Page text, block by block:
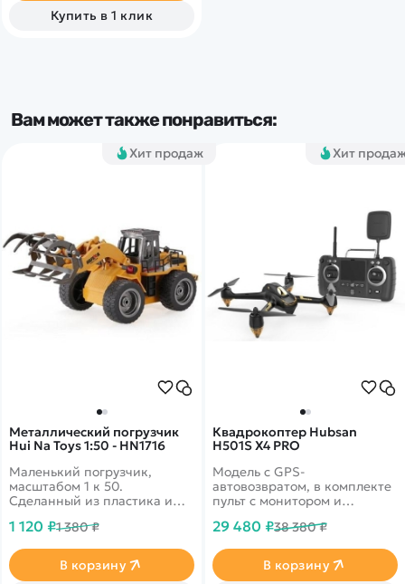
Купить в 1 клик
Вам может также понравиться:
Хит
Квадрокоптер Hubsan
H501S X4 PRO
Модель с GPS-
автовозвратом, в комплекте
пульт с монитором и
29 480 ₽38 380 ₽
В корзину
Хит продаж
Металлический погрузчик
Hui Na Toys 1:50 - HN1716
Маленький погрузчик,
масштабом 1 к 50.
Сделанный из пластика и
достаточно легкий и
Высокодетализированный.
Пластик из безопасных для
1 120 ₽1 380 ₽
В корзину